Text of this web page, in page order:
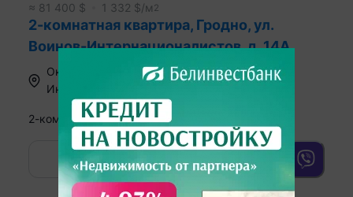
≈ 81 400 $ 1 332 $/м 2
2-комнатная квартира, Гродно, ул.
Воинов-Интернационалистов, д. 14А
Октябрьский район, ул. Воинов-
Интернационалистов
2-комн. кв 61.1 31.5 10.6
Показать номер